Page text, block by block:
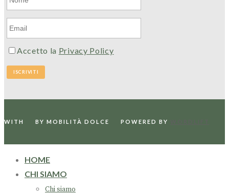
Accetto la Privacy Policy
WITH BY MOBILITÀ DOLCE POWERED BY
HOME
CHI SIAMO
Chi siamo